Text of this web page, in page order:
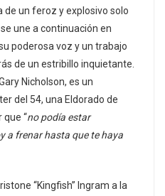
de un feroz y explosivo solo
une a continuación en
poderosa voz y un trabajo
de un estribillo inquietante.
Nicholson, es un
del 54, una Eldorado de
que “no podía estar
a frenar hasta que te haya
“Kingfish” Ingram a la